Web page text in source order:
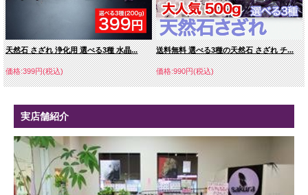
天然石 さざれ 浄化用 選べる3種 水晶...
価格:399円(税込)
送料無料 選べる3種の天然石 さざれ チ...
価格:990円(税込)
実店舗紹介